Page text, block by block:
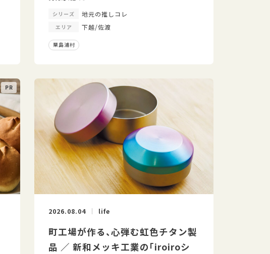
シリーズ 地元の推しコレ
エリア 下越/佐渡
粟島浦村
2026.08.04 life
町工場が作る、心弾む虹色チタン製
品 ／ 新和メッキ工業の「iroiroシ